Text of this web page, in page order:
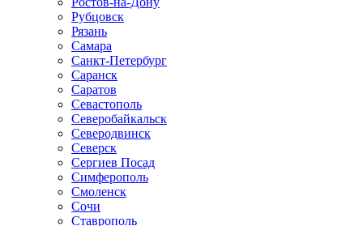
Рубцовск
Рязань
Самара
Санкт-Петербург
Саранск
Саратов
Севастополь
Северобайкальск
Северодвинск
Северск
Сергиев Посад
Симферополь
Смоленск
Сочи
Ставрополь